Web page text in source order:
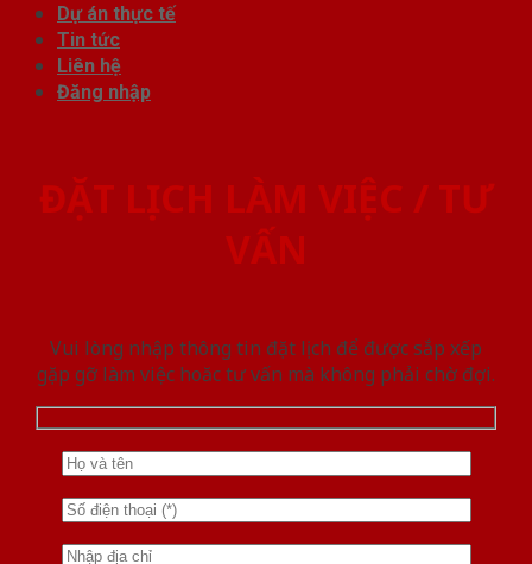
Dự án thực tế
Tin tức
Liên hệ
Đăng nhập
ĐẶT LỊCH LÀM VIỆC / TƯ
VẤN
Vui lòng nhập thông tin đặt lịch để được sắp xếp
gặp gỡ làm việc hoăc tư vấn mà không phải chờ đợi.